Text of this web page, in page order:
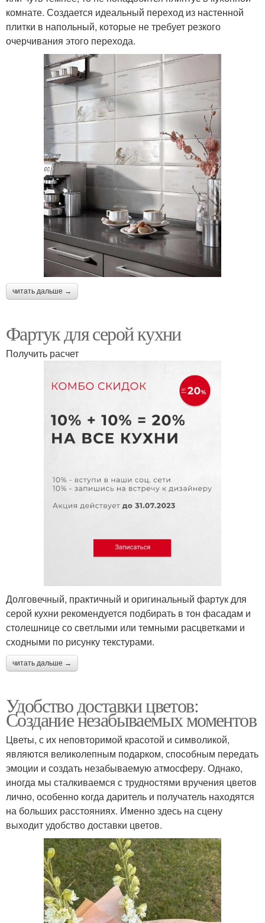
комнате. Создается идеальный переход из настенной
плитки в напольный, которые не требует резкого
очерчивания этого перехода.
читать дальше →
Фартук для серой кухни
Получить расчет
Долговечный, практичный и оригинальный фартук для
серой кухни рекомендуется подбирать в тон фасадам и
столешнице со светлыми или темными расцветками и
сходными по рисунку текстурами.
читать дальше →
Удобство доставки цветов:
Создание незабываемых моментов
Цветы, с их неповторимой красотой и символикой,
являются великолепным подарком, способным передать
эмоции и создать незабываемую атмосферу. Однако,
иногда мы сталкиваемся с трудностями вручения цветов
лично, особенно когда даритель и получатель находятся
на больших расстояниях. Именно здесь на сцену
выходит удобство доставки цветов.